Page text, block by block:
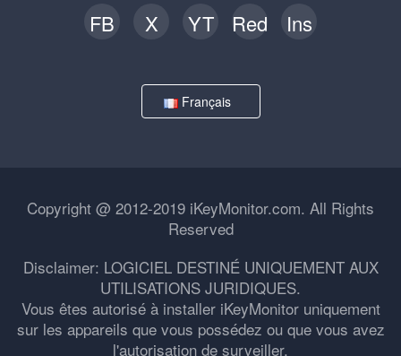
FB X YT Red Ins
Français
Copyright @ 2012-2019 iKeyMonitor.com. All Rights
Reserved
Disclaimer: LOGICIEL DESTINÉ UNIQUEMENT AUX
UTILISATIONS JURIDIQUES.
Vous êtes autorisé à installer iKeyMonitor uniquement
sur les appareils que vous possédez ou que vous avez
l'autorisation de surveiller.